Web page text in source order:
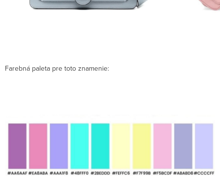
Farebná paleta pre toto znamenie: